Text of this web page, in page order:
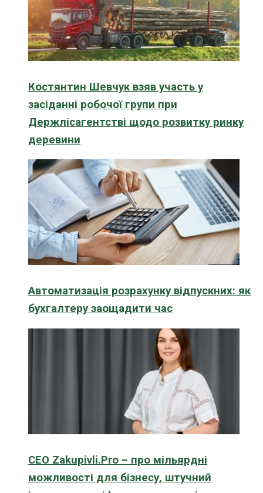
Костянтин Шевчук взяв участь у
засіданні робочої групи при
Держлісагентстві щодо розвитку ринку
деревини
Автоматизація розрахунку відпускних: як
бухгалтеру заощадити час
CEO Zakupivli.Pro – про мільярдні
можливості для бізнесу, штучний